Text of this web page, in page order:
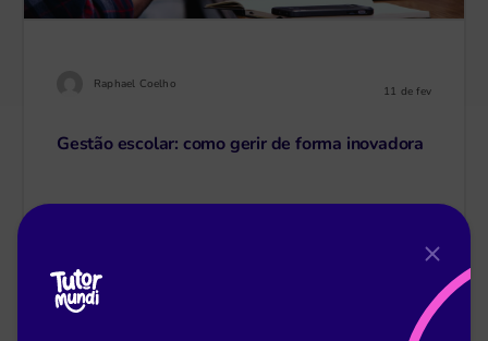
Raphael Coelho 11 de fev
Gestão escolar: como gerir de forma inovadora